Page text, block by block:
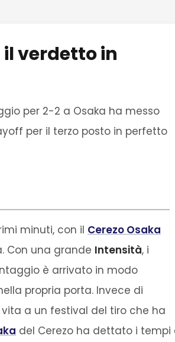
verdetto in
per 2-2 a Osaka ha messo
per il terzo posto in perfetto
minuti, con il Cerezo Osaka
Con una grande Intensità, i
è arrivato in modo
propria porta. Invece di
a un festival del tiro che ha
del Cerezo ha dettato i